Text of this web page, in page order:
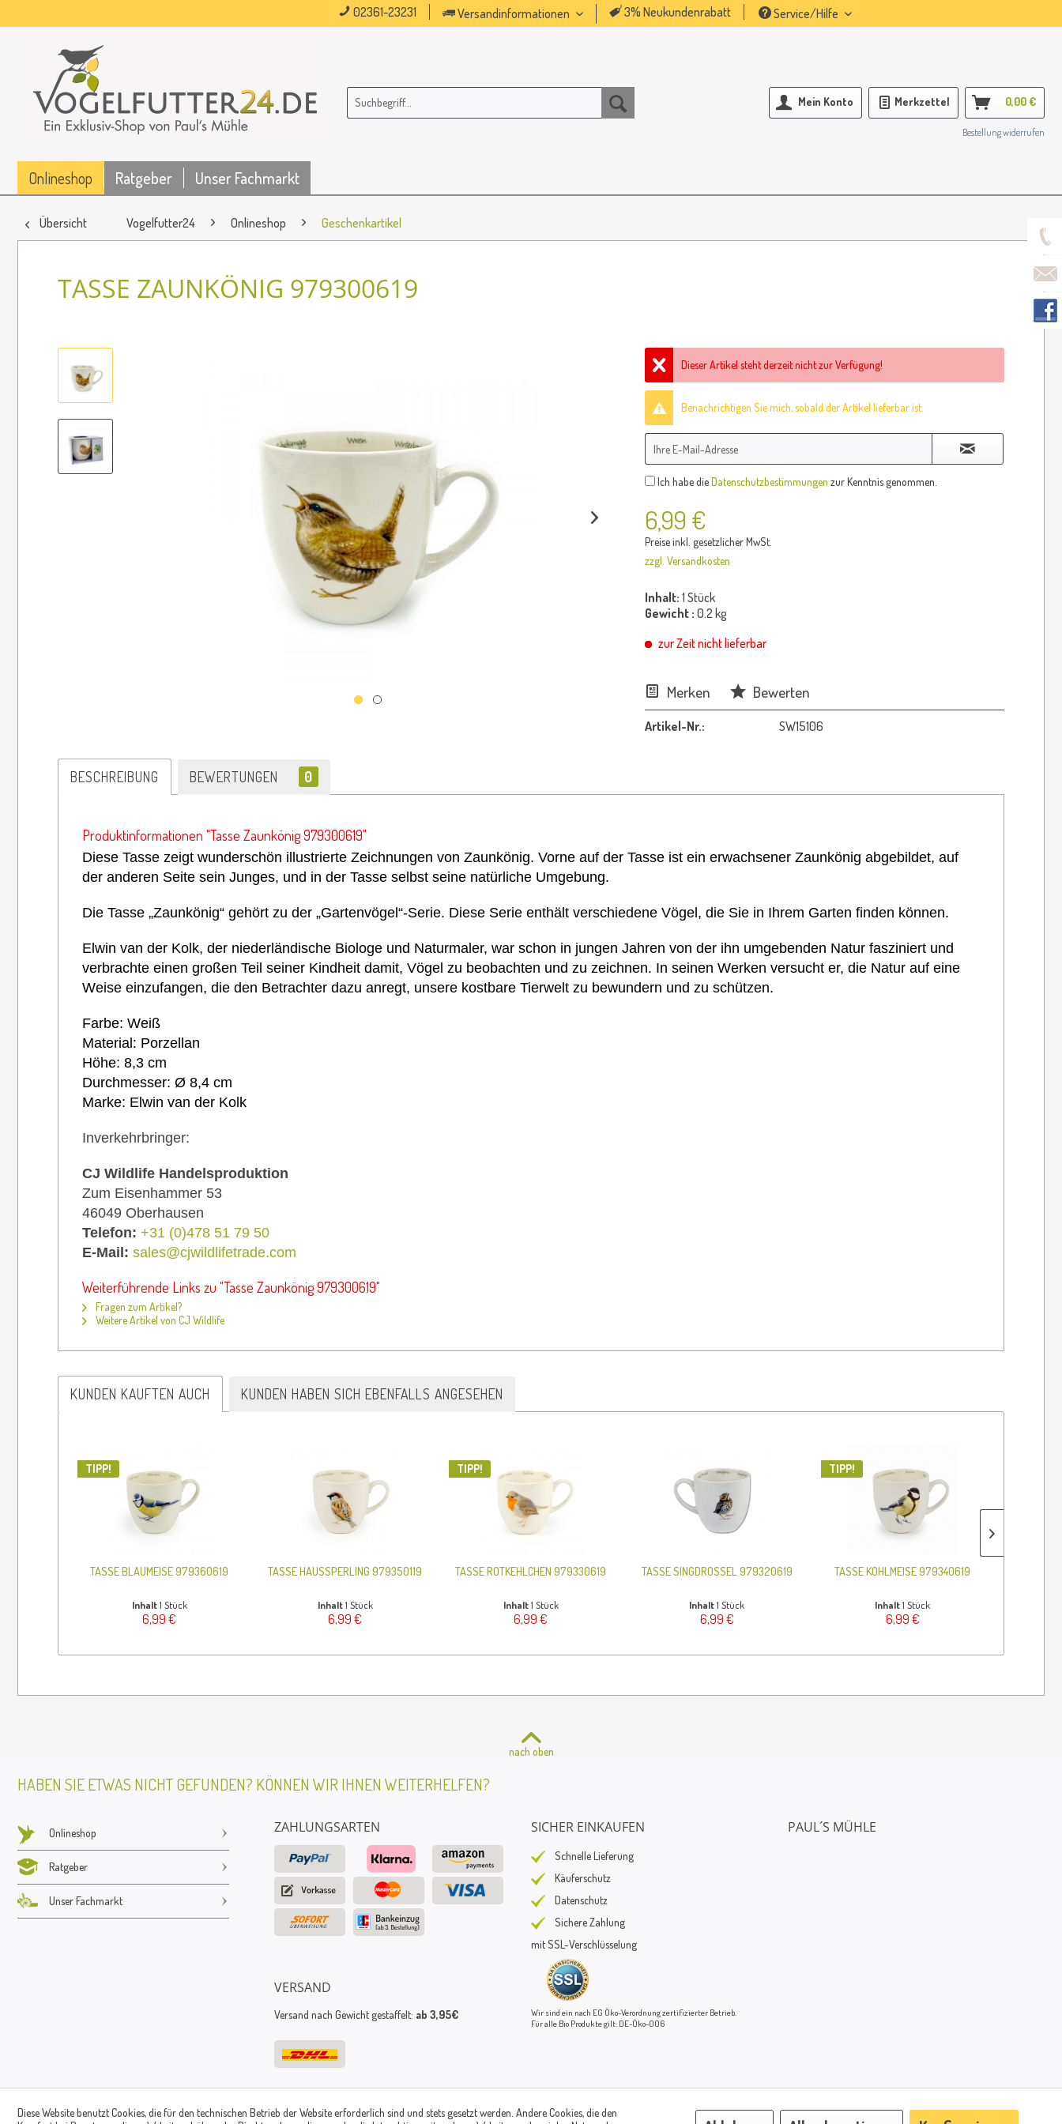
02361-23231 Versandinformationen 3% Neukundenrabatt Service/Hilfe
Mein Konto Merkzettel 0,00 €
Bestellung widerrufen
Onlineshop Ratgeber Unser Fachmarkt
Übersicht Vogelfutter24 Onlineshop Geschenkartikel
TASSE ZAUNKÖNIG 979300619
Dieser Artikel steht derzeit nicht zur Verfügung!
Benachrichtigen Sie mich, sobald der Artikel lieferbar ist.
Ich habe dieDatenschutzbestimmungen zur Kenntnis genommen.
6,99 €
Preise inkl. gesetzlicher MwSt.
zzgl. Versandkosten
Inhalt: 1 Stück
Gewicht : 0.2 kg
zur Zeit nicht lieferbar
Merken Bewerten
Artikel-Nr.: SW15106
BESCHREIBUNG BEWERTUNGEN 0
Produktinformationen "Tasse Zaunkönig 979300619"
Diese Tasse zeigt wunderschön illustrierte Zeichnungen von Zaunkönig. Vorne auf der Tasse ist ein erwachsener Zaunkönig abgebildet, auf
der anderen Seite sein Junges, und in der Tasse selbst seine natürliche Umgebung.
Die Tasse „Zaunkönig“ gehört zu der „Gartenvögel“-Serie. Diese Serie enthält verschiedene Vögel, die Sie in Ihrem Garten finden können.
Elwin van der Kolk, der niederländische Biologe und Naturmaler, war schon in jungen Jahren von der ihn umgebenden Natur fasziniert und
verbrachte einen großen Teil seiner Kindheit damit, Vögel zu beobachten und zu zeichnen. In seinen Werken versucht er, die Natur auf eine
Weise einzufangen, die den Betrachter dazu anregt, unsere kostbare Tierwelt zu bewundern und zu schützen.
Farbe: Weiß
Material: Porzellan
Höhe: 8,3 cm
Durchmesser: Ø 8,4 cm
Marke: Elwin van der Kolk
Inverkehrbringer:
CJ Wildlife Handelsproduktion
Zum Eisenhammer 53
46049 Oberhausen
Telefon: +31 (0)478 51 79 50
E-Mail: sales@cjwildlifetrade.com
Weiterführende Links zu "Tasse Zaunkönig 979300619"
Fragen zum Artikel?
Weitere Artikel von CJ Wildlife
KUNDEN KAUFTEN AUCH KUNDEN HABEN SICH EBENFALLS ANGESEHEN
TIPP!
TASSE BLAUMEISE 979360619
Inhalt1 Stück
6,99 €
TASSE HAUSSPERLING 979350119
Inhalt1 Stück
6,99 €
TIPP!
TASSE ROTKEHLCHEN 979330619
Inhalt1 Stück
6,99 €
TASSE SINGDROSSEL 979320619
Inhalt1 Stück
6,99 €
TIPP!
TASSE KOHLMEISE 979340619
Inhalt1 Stück
6,99 €
nach oben
HABEN SIE ETWAS NICHT GEFUNDEN? KÖNNEN WIR IHNEN WEITERHELFEN?
Onlineshop
Ratgeber
Unser Fachmarkt
ZAHLUNGSARTEN
VERSAND
Versand nach Gewicht gestaffelt: ab 3,95€
SICHER EINKAUFEN
Schnelle Lieferung
Käuferschutz
Datenschutz
Sichere Zahlung
mit SSL-Verschlüsselung
Wir sind ein nach EG Öko-Verordnung zertifizierter Betrieb.
Für alle Bio Produkte gilt: DE-Öko-006
PAUL´S MÜHLE
© Paul's Mühle | Inhaber: Christof Paul e.K. | Westring 2 | 45659 Recklinghausen
Diese Website benutzt Cookies, die für den technischen Betrieb der Website erforderlich sind und stets gesetzt werden. Andere Cookies, die den